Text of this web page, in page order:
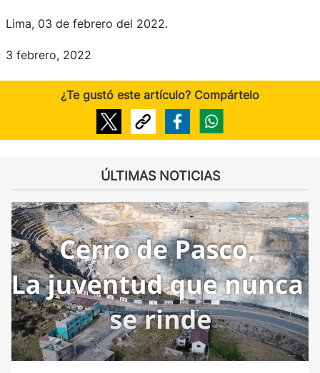
Lima, 03 de febrero del 2022.
3 febrero, 2022
¿Te gustó este artículo? Compártelo
ÚLTIMAS NOTICIAS